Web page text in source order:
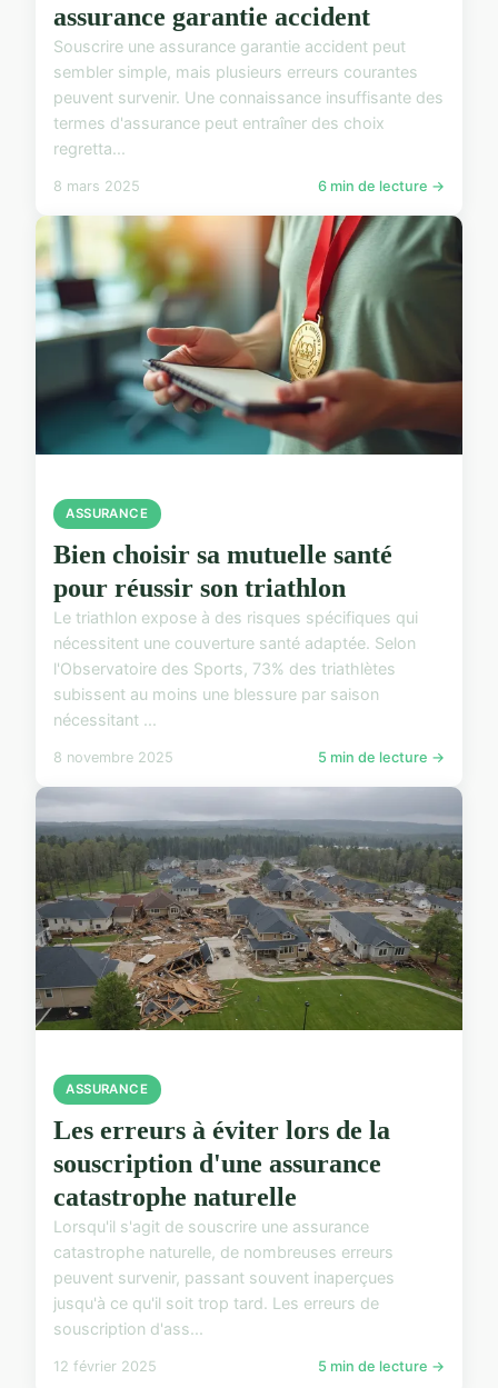
assurance garantie accident
Souscrire une assurance garantie accident peut
sembler simple, mais plusieurs erreurs courantes
peuvent survenir. Une connaissance insuffisante des
termes d'assurance peut entraîner des choix
regretta...
8 mars 2025 6 min de lecture →
ASSURANCE
Bien choisir sa mutuelle santé
pour réussir son triathlon
Le triathlon expose à des risques spécifiques qui
nécessitent une couverture santé adaptée. Selon
l'Observatoire des Sports, 73% des triathlètes
subissent au moins une blessure par saison
nécessitant ...
8 novembre 2025 5 min de lecture →
ASSURANCE
Les erreurs à éviter lors de la
souscription d'une assurance
catastrophe naturelle
Lorsqu'il s'agit de souscrire une assurance
catastrophe naturelle, de nombreuses erreurs
peuvent survenir, passant souvent inaperçues
jusqu'à ce qu'il soit trop tard. Les erreurs de
souscription d'ass...
12 février 2025 5 min de lecture →